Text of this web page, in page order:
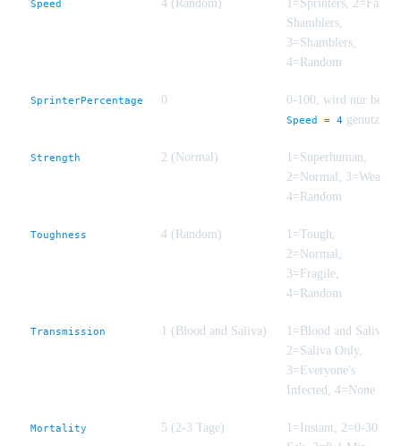
Speed 4 (Random)
1=Sprinters, 2=Fast
Shamblers,
3=Shamblers,
4=Random
SprinterPercentage 0 0-100, wird nur bei
Speed = 4 genutzt
Strength 2 (Normal)
1=Superhuman,
2=Normal, 3=Weak,
4=Random
Toughness 4 (Random)
1=Tough,
2=Normal,
3=Fragile,
4=Random
Transmission 1 (Blood and Saliva)
1=Blood and Saliva,
2=Saliva Only,
3=Everyone's
Infected, 4=None
Mortality 5 (2-3 Tage)
1=Instant, 2=0-30